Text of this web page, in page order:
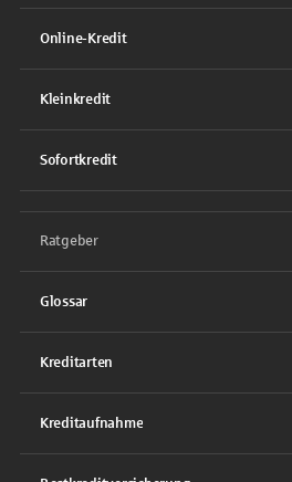
Online-Kredit
Kleinkredit
Sofortkredit
Ratgeber
Glossar
Kreditarten
Kreditaufnahme